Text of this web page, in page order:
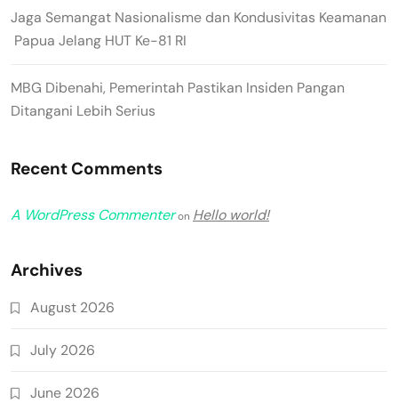
Jaga Semangat Nasionalisme dan Kondusivitas Keamanan
Papua Jelang HUT Ke-81 RI
MBG Dibenahi, Pemerintah Pastikan Insiden Pangan
Ditangani Lebih Serius
Recent Comments
A WordPress Commenteron Hello world!
Archives
August 2026
July 2026
June 2026